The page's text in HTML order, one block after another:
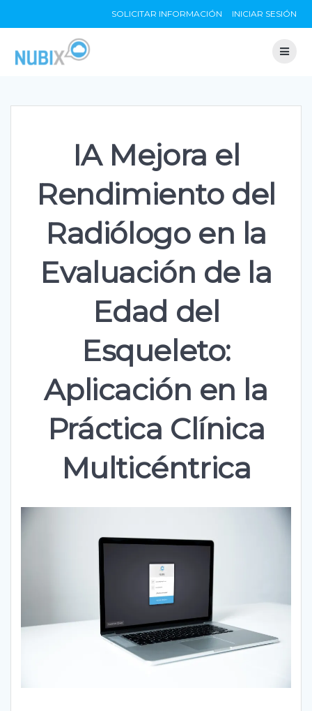
to
SOLICITAR INFORMACIÓN INICIAR SESIÓN
IA Mejora el
Rendimiento del
Radiólogo en la
Evaluación de la
Edad del
Esqueleto:
Aplicación en la
Práctica Clínica
Multicéntrica